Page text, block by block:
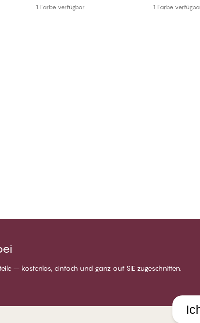
1 Farbe verfügbar 1 Farbe
– kostenlos, einfach und ganz auf SIE zugeschnitten.